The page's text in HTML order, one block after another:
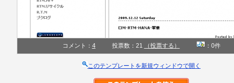
コメント： 4 投票数：21 （投票する） ：0件
このテンプレートを新規ウィンドウで開く